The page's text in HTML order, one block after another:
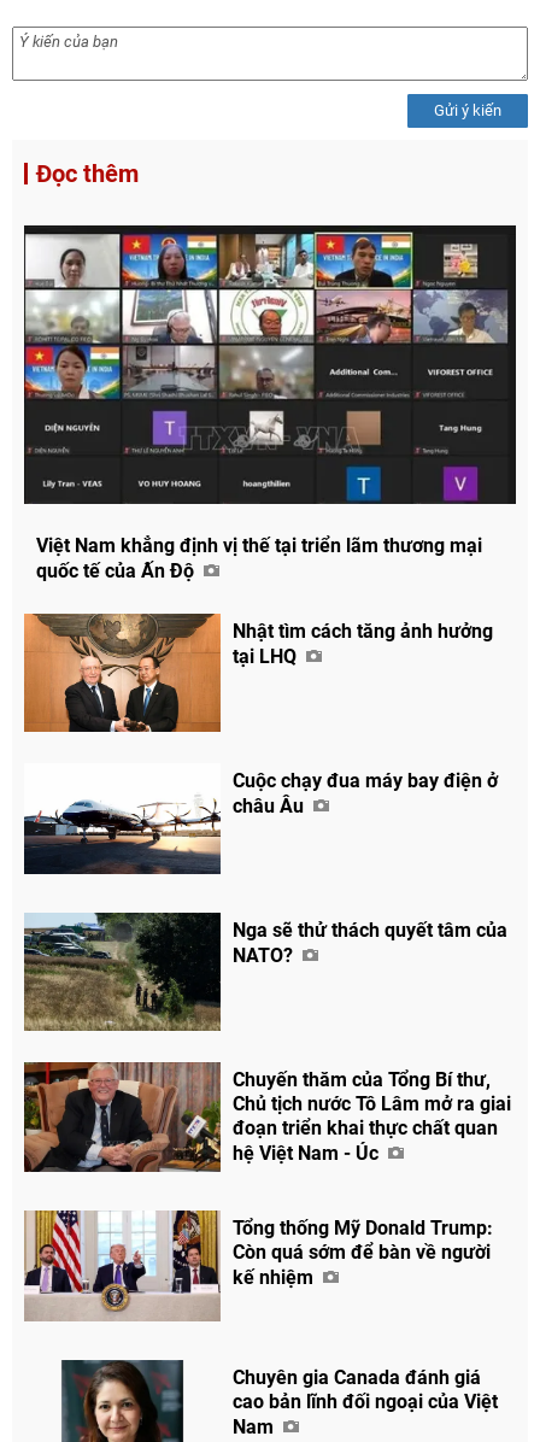
Chia sẻ
Facebook
Gửi ý kiến
Đọc thêm
Việt Nam khẳng định vị thế tại triển lãm thương mại
quốc tế của Ấn Độ
Nhật tìm cách tăng ảnh hưởng
tại LHQ
Cuộc chạy đua máy bay điện ở
châu Âu
Nga sẽ thử thách quyết tâm của
NATO?
Chuyến thăm của Tổng Bí thư,
Chủ tịch nước Tô Lâm mở ra giai
đoạn triển khai thực chất quan
hệ Việt Nam - Úc
Tổng thống Mỹ Donald Trump:
Còn quá sớm để bàn về người
kế nhiệm
Chuyên gia Canada đánh giá
cao bản lĩnh đối ngoại của Việt
Nam